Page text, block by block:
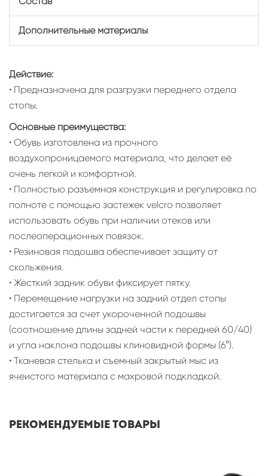
Дополнительные материалы
Действие:
• Предназначена для разгрузки переднего отдела
стопы.
Основные преимущества:
• Обувь изготовлена из прочного
воздухопроницаемого материала, что делает её
очень легкой и комфортной.
• Полностью разъемная конструкция и регулировка по
полноте с помощью застежек velcro позволяет
использовать обувь при наличии отеков или
послеоперационных повязок.
• Резиновая подошва обеспечивает защиту от
скольжения.
• Жесткий задник обуви фиксирует пятку.
• Перемещение нагрузки на задний отдел стопы
достигается за счет укороченной подошвы
(соотношение длины задней части к передней 60/40)
и угла наклона подошвы клиновидной формы (6°).
• Тканевая стелька и съемный закрытый мыс из
ячеистого материала с махровой подкладкой.
Рекомендуемые товары